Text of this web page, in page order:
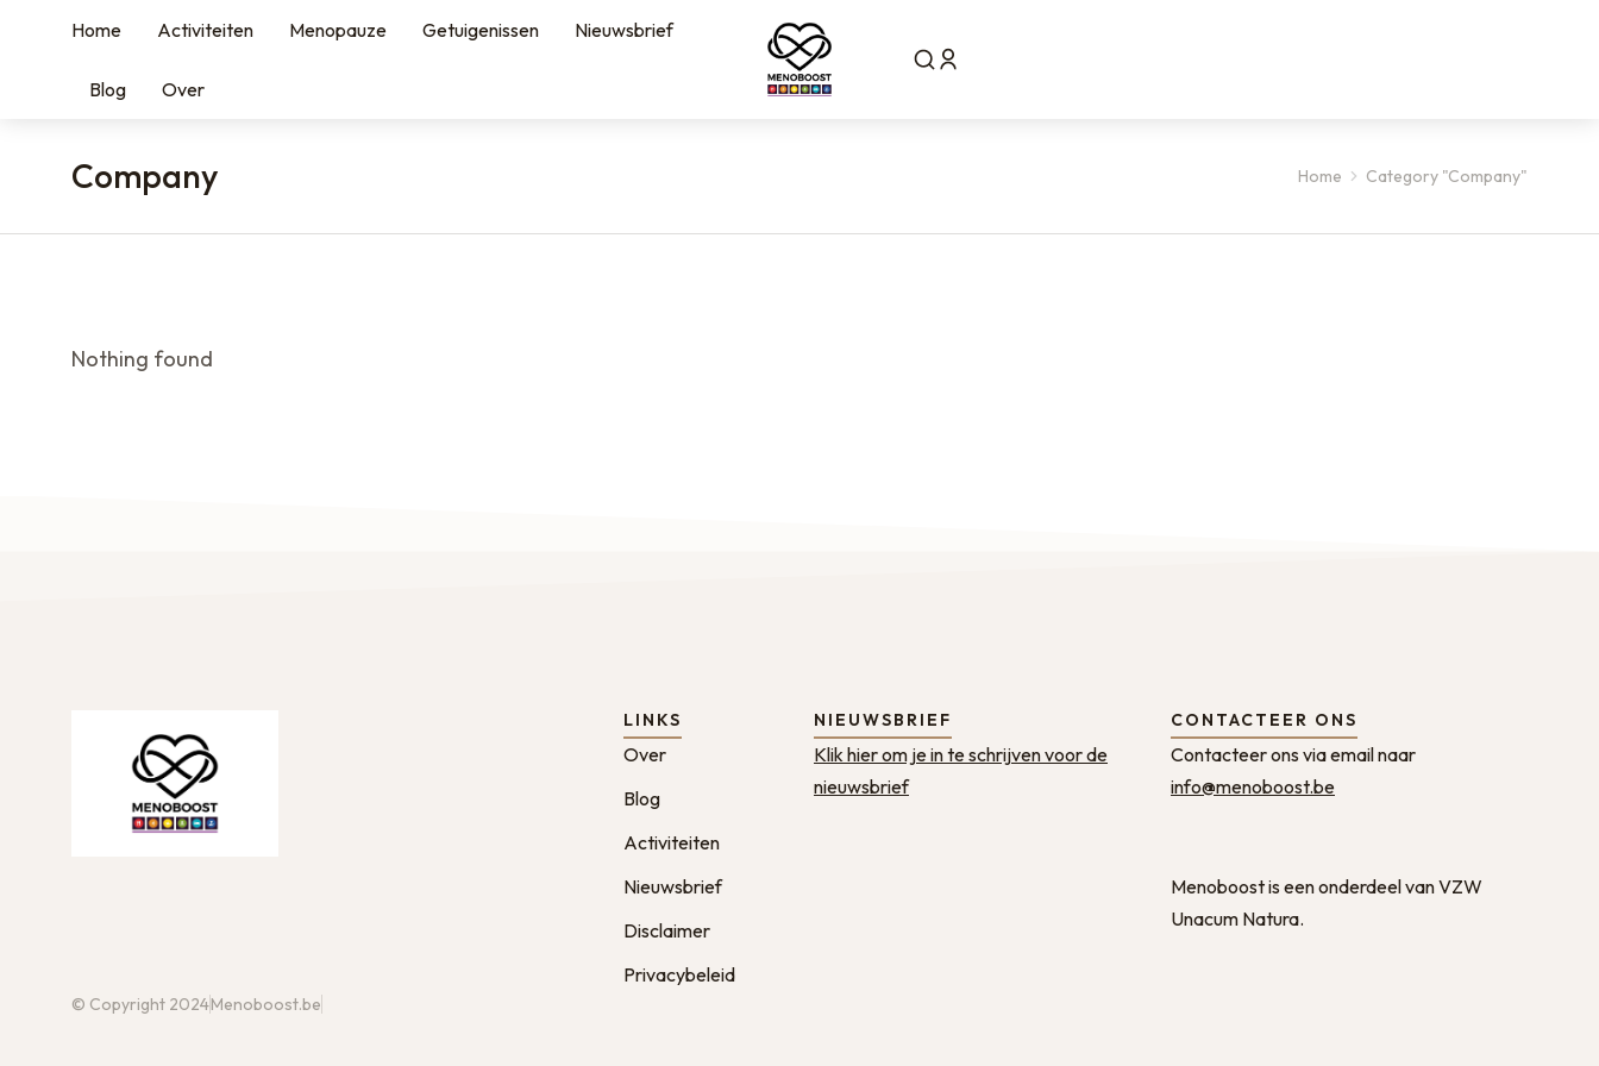
Home Activiteiten Menopauze Getuigenissen Nieuwsbrief
Blog Over
Company Home Category "Company"
Nothing found
LINKS
Over
Blog
Activiteiten
Nieuwsbrief
Disclaimer
Privacybeleid
NIEUWSBRIEF
Klik hier om je in te schrijven voor de
nieuwsbrief
CONTACTEER ONS
Contacteer ons via email naar
info@menoboost.be
Menoboost is een onderdeel van VZW
Unacum Natura.
© Copyright 2024Menoboost.be